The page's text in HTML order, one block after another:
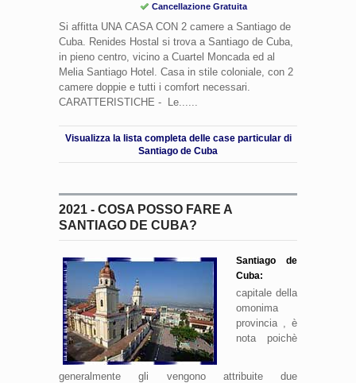
Cancellazione Gratuita
Si affitta UNA CASA CON 2 camere a Santiago de
Cuba. Renides Hostal si trova a Santiago de Cuba,
in pieno centro, vicino a Cuartel Moncada ed al
Melia Santiago Hotel. Casa in stile coloniale, con 2
camere doppie e tutti i comfort necessari.
CARATTERISTICHE - Le......
Visualizza la lista completa delle case particular di
Santiago de Cuba
2021 - COSA POSSO FARE A
SANTIAGO DE CUBA?
Santiago de
Cuba:
capitale della
omonima
provincia , è
nota poichè
generalmente gli vengono attribuite due